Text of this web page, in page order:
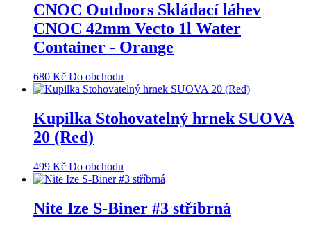
CNOC Outdoors Skládací láhev
CNOC 42mm Vecto 1l Water
Container - Orange
680 Kč Do obchodu
Kupilka Stohovatelný hrnek SUOVA
20 (Red)
499 Kč Do obchodu
Nite Ize S-Biner #3 stříbrná